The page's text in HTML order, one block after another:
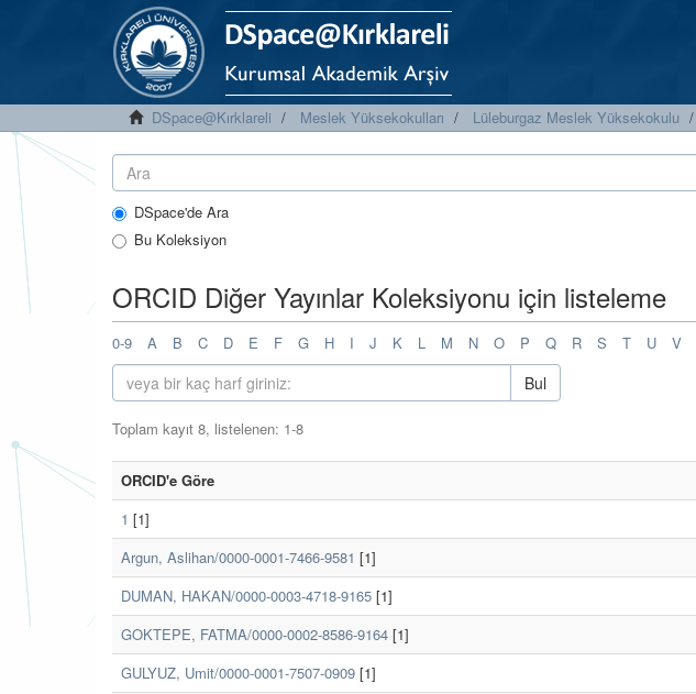
DSpace@Kırklareli Meslek Yüksekokulları Lüleburgaz Meslek Yüksekokulu
DSpace'de Ara
Bu Koleksiyon
ORCID Diğer Yayınlar Koleksiyonu için listeleme
0-9 A B C D E F G H I J K L M N O P Q R S T U V
Bul
Toplam kayıt 8, listelenen: 1-8
ORCID'e Göre
1 [1]
Argun, Aslihan/0000-0001-7466-9581 [1]
DUMAN, HAKAN/0000-0003-4718-9165 [1]
GOKTEPE, FATMA/0000-0002-8586-9164 [1]
GULYUZ, Umit/0000-0001-7507-0909 [1]